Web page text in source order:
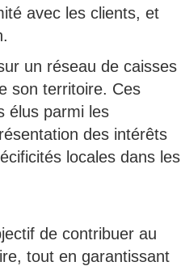
avec les clients, et
un réseau de caisses
son territoire. Ces
élus parmi les
des intérêts
locales dans les
de contribuer au
tout en garantissant